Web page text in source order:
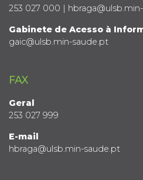
253 027 000 |
Gabinete de Acesso à
gaic@ulsb.min-saude.pt
FAX
Geral
253 027 999
E-mail
hbraga@ulsb.min-saude.pt